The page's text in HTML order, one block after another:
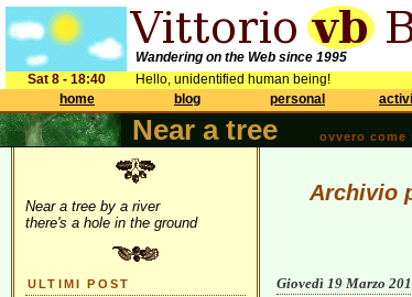
Wandering on the Web since 1995
Sat 8 - 18:40
Hello, unidentified human being!
home
blog personal
Near a tree ovvero
Near a tree by a river
there's a hole in the ground
ULTIMI POST
Archivio
Giovedì 19 Marzo